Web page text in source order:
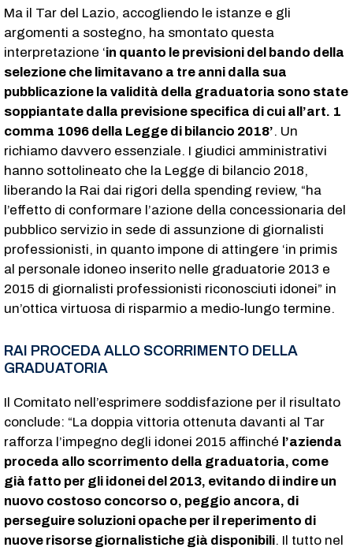
Ma il Tar del Lazio, accogliendo le istanze e gli
argomenti a sostegno, ha smontato questa
interpretazione ‘in quanto le previsioni del bando della
selezione che limitavano a tre anni dalla sua
pubblicazione la validità della graduatoria sono state
soppiantate dalla previsione specifica di cui all’art. 1
comma 1096 della Legge di bilancio 2018’. Un
richiamo davvero essenziale. I giudici amministrativi
hanno sottolineato che la Legge di bilancio 2018,
liberando la Rai dai rigori della spending review, “ha
l’effetto di conformare l’azione della concessionaria del
pubblico servizio in sede di assunzione di giornalisti
professionisti, in quanto impone di attingere ‘in primis
al personale idoneo inserito nelle graduatorie 2013 e
2015 di giornalisti professionisti riconosciuti idonei” in
un’ottica virtuosa di risparmio a medio-lungo termine.
RAI PROCEDA ALLO SCORRIMENTO DELLA
GRADUATORIA
Il Comitato nell’esprimere soddisfazione per il risultato
conclude: “La doppia vittoria ottenuta davanti al Tar
rafforza l’impegno degli idonei 2015 affinché l’azienda
proceda allo scorrimento della graduatoria, come
già fatto per gli idonei del 2013, evitando di indire un
nuovo costoso concorso o, peggio ancora, di
perseguire soluzioni opache per il reperimento di
nuove risorse giornalistiche già disponibili. Il tutto nel